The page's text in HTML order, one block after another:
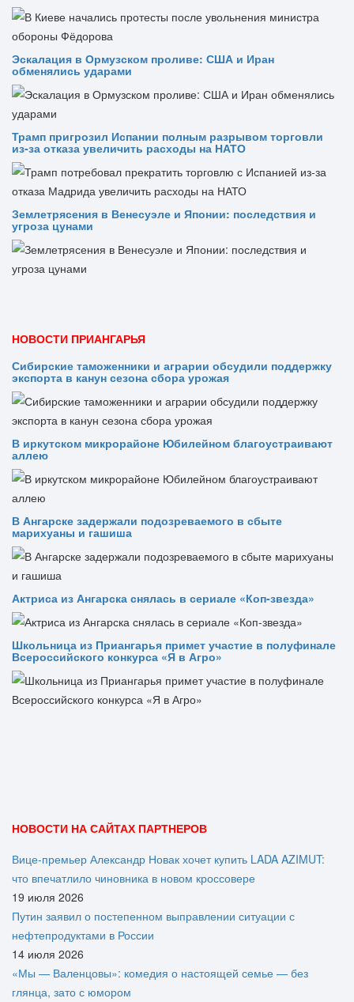
Эскалация в Ормузском проливе: США и Иран
обменялись ударами
Трамп пригрозил Испании полным разрывом торговли
из‑за отказа увеличить расходы на НАТО
Землетрясения в Венесуэле и Японии: последствия и
угроза цунами
НОВОСТИ ПРИАНГАРЬЯ
Сибирские таможенники и аграрии обсудили поддержку
экспорта в канун сезона сбора урожая
В иркутском микрорайоне Юбилейном благоустраивают
аллею
В Ангарске задержали подозреваемого в сбыте
марихуаны и гашиша
Актриса из Ангарска снялась в сериале «Коп-звезда»
Школьница из Приангарья примет участие в полуфинале
Всероссийского конкурса «Я в Агро»
НОВОСТИ НА САЙТАХ ПАРТНЕРОВ
Вице‑премьер Александр Новак хочет купить LADA AZIMUT:
что впечатлило чиновника в новом кроссовере
19 июля 2026
Путин заявил о постепенном выправлении ситуации с
нефтепродуктами в России
14 июля 2026
«Мы — Валенцовы»: комедия о настоящей семье — без
глянца, зато с юмором